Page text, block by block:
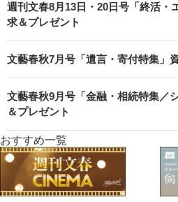
週刊文春8月13日・20日号「終活・
求＆プレゼント
文藝春秋7月号「遺言・寄付特集」
文藝春秋9月号「金融・相続特集／
＆プレゼント
おすすめ一覧